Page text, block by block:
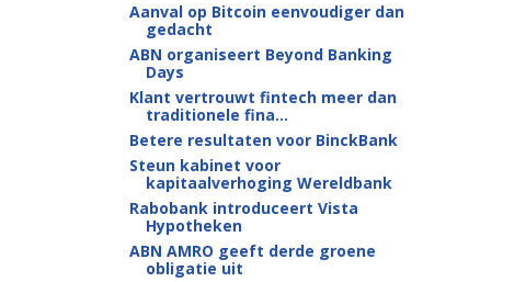
Aanval op Bitcoin eenvoudiger dan
gedacht
ABN organiseert Beyond Banking
Days
Klant vertrouwt fintech meer dan
traditionele fina...
Betere resultaten voor BinckBank
Steun kabinet voor
kapitaalverhoging Wereldbank
Rabobank introduceert Vista
Hypotheken
ABN AMRO geeft derde groene
obligatie uit